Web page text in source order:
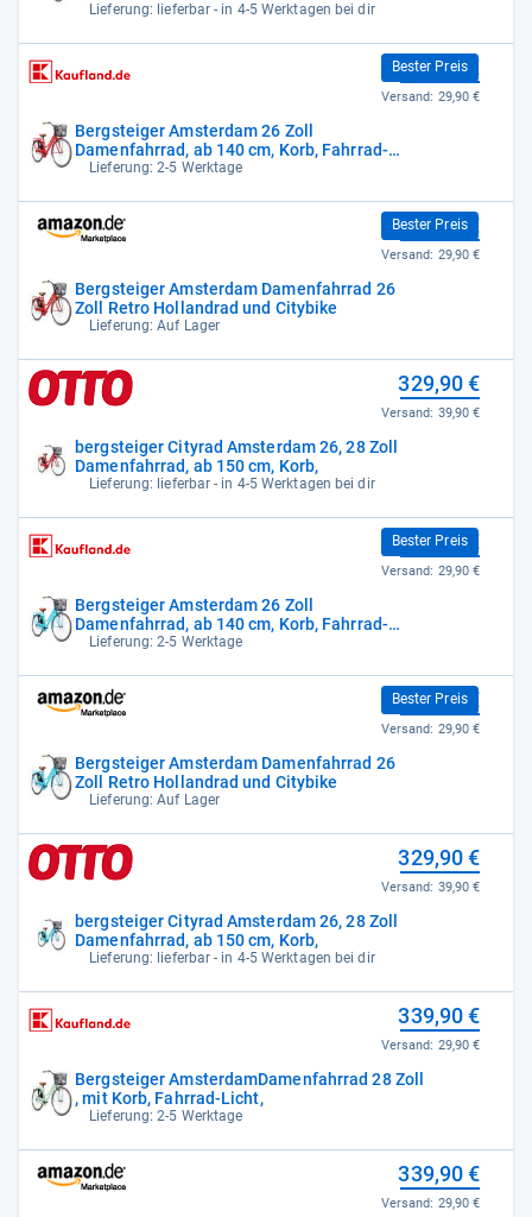
Lieferung: lieferbar - in 4-5 Werktagen bei dir
Bergsteiger Amsterdam 26 Zoll
Damenfahrrad, ab 140 cm, Korb, Fahrrad-
Licht,
Lieferung: 2-5 Werktage
Bester Preis
329,90 €
Versand: 29,90 €
Bergsteiger Amsterdam Damenfahrrad 26
Zoll Retro Hollandrad und Citybike
Lieferung: Auf Lager
Bester Preis
329,90 €
Versand: 29,90 €
bergsteiger Cityrad Amsterdam 26, 28 Zoll
Damenfahrrad, ab 150 cm, Korb,
Lieferung: lieferbar - in 4-5 Werktagen bei dir
329,90 €
Versand: 39,90 €
Bergsteiger Amsterdam 26 Zoll
Damenfahrrad, ab 140 cm, Korb, Fahrrad-
Licht,
Lieferung: 2-5 Werktage
Bester Preis
329,90 €
Versand: 29,90 €
Bergsteiger Amsterdam Damenfahrrad 26
Zoll Retro Hollandrad und Citybike
Lieferung: Auf Lager
Bester Preis
329,90 €
Versand: 29,90 €
bergsteiger Cityrad Amsterdam 26, 28 Zoll
Damenfahrrad, ab 150 cm, Korb,
Lieferung: lieferbar - in 4-5 Werktagen bei dir
329,90 €
Versand: 39,90 €
Bergsteiger AmsterdamDamenfahrrad 28 Zoll
, mit Korb, Fahrrad-Licht,
Lieferung: 2-5 Werktage
339,90 €
Versand: 29,90 €
339,90 €
Versand: 29,90 €